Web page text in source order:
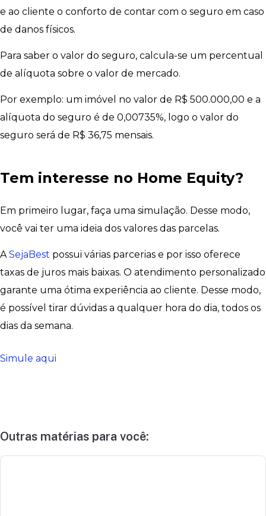
e ao cliente o conforto de contar com o seguro em caso
de danos físicos.
Para saber o valor do seguro, calcula-se um percentual
de alíquota sobre o valor de mercado.
Por exemplo: um imóvel no valor de R$ 500.000,00 e a
alíquota do seguro é de 0,00735%, logo o valor do
seguro será de R$ 36,75 mensais.
Tem interesse no Home Equity?
Em primeiro lugar, faça uma simulação. Desse modo,
você vai ter uma ideia dos valores das parcelas.
ASejaBest possui várias parcerias e por isso oferece
taxas de juros mais baixas. O atendimento personalizado
garante uma ótima experiência ao cliente. Desse modo,
é possível tirar dúvidas a qualquer hora do dia, todos os
dias da semana.
Simule aqui
Outras matérias para você: